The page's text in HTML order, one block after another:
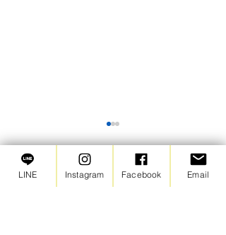
2026年6月は苦情・ご意見と
コメント
LINE Instagram Facebook Email